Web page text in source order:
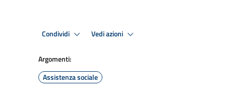
Condividi Vedi azioni
Argomenti:
Assistenza sociale